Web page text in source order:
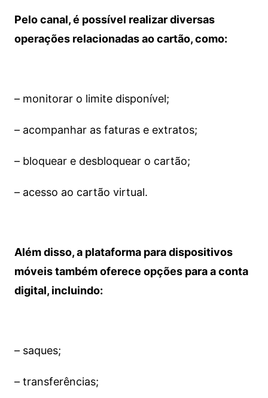
Pelo canal, é possível realizar diversas
operações relacionadas ao cartão, como:
– monitorar o limite disponível;
– acompanhar as faturas e extratos;
– bloquear e desbloquear o cartão;
– acesso ao cartão virtual.
Além disso, a plataforma para dispositivos
móveis também oferece opções para a conta
digital, incluindo:
– saques;
– transferências;